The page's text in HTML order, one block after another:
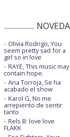
Olivia Rodrigo, You
seem pretty sad for a
girl so in love
RAYE, This music may
contain hope.
Ana Torroja, Se ha
acabado el show
Karol G, No me
arrepiento de sentir
tanto
Rels B: love love
FLAKK